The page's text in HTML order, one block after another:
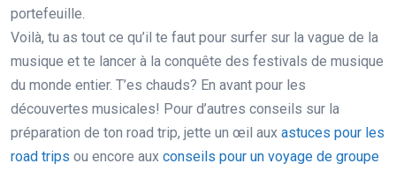
portefeuille.
Voilà, tu as tout ce qu’il te faut pour surfer sur la vague de la
musique et te lancer à la conquête des festivals de musique
du monde entier. T’es chauds? En avant pour les
découvertes musicales! Pour d’autres conseils sur la
préparation de ton road trip, jette un œil aux astuces pour les
road trips ou encore aux conseils pour un voyage de groupe